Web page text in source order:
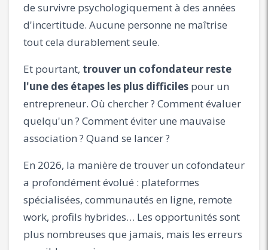
de survivre psychologiquement à des années
d'incertitude. Aucune personne ne maîtrise
tout cela durablement seule.
Et pourtant, trouver un cofondateur reste
l'une des étapes les plus difficiles pour un
entrepreneur. Où chercher ? Comment évaluer
quelqu'un ? Comment éviter une mauvaise
association ? Quand se lancer ?
En 2026, la manière de trouver un cofondateur
a profondément évolué : plateformes
spécialisées, communautés en ligne, remote
work, profils hybrides… Les opportunités sont
plus nombreuses que jamais, mais les erreurs